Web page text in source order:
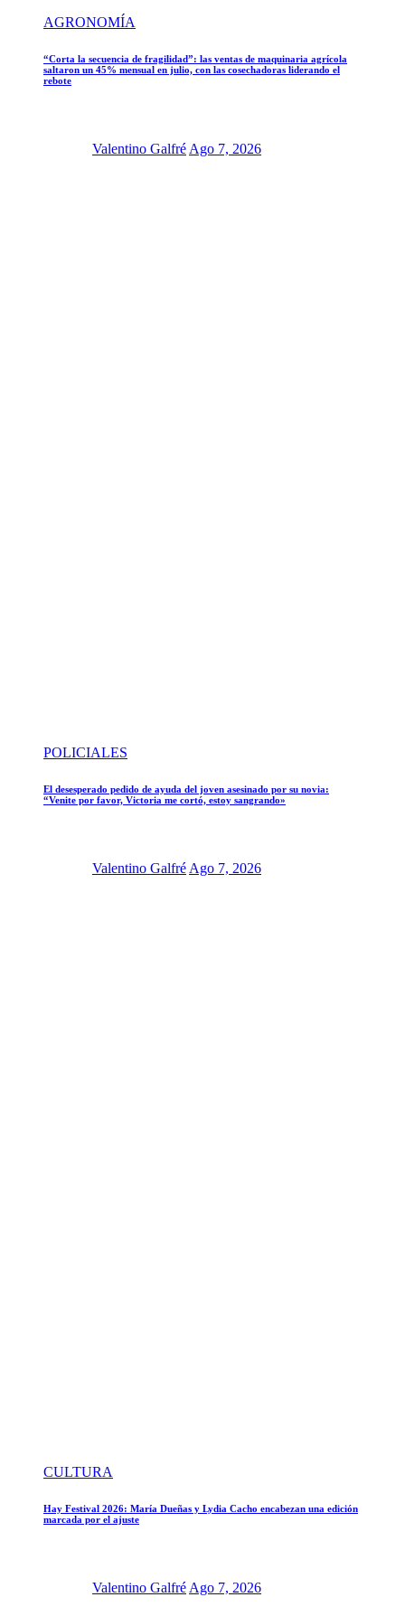
AGRONOMÍA
“Corta la secuencia de fragilidad”: las ventas de maquinaria agrícola
saltaron un 45% mensual en julio, con las cosechadoras liderando el
rebote
Valentino Galfré Ago 7, 2026
POLICIALES
El desesperado pedido de ayuda del joven asesinado por su novia:
“Venite por favor, Victoria me cortó, estoy sangrando»
Valentino Galfré Ago 7, 2026
CULTURA
Hay Festival 2026: María Dueñas y Lydia Cacho encabezan una edición
marcada por el ajuste
Valentino Galfré Ago 7, 2026